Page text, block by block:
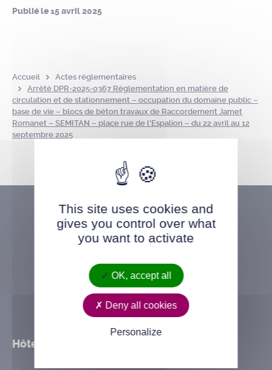
Publié le15 avril 2025
Accueil
Actes réglementaires
Arrêté DPR-2025-0367 Réglementation en matière de
circulation et de stationnement – occupation du domaine public –
base de vie – blocs de béton travaux de Raccordement Jamet
Romanet – SEMITAN – place rue de l’Espalion – du 22 avril au 12
septembre 2025
Hôtel de ville
This site uses cookies and
gives you control over what
you want to activate
OK, accept all
Deny all cookies
Personalize